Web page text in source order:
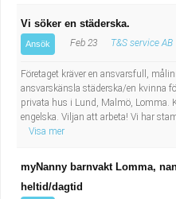
Pedagogiskt arbete
Sanering och
Socialt arbete
Säkerhetsarbete
sekreterare
Lastbilsförare m.fl.
Fastighetsskötare
Informatör/
Vi söker en städerska.
Ansök Feb 23 T&S service AB
Företaget kräver en ansvarsfull,
ansvarskänsla städerska/en kvinna
privata hus i Lund, Malmö, Lomma.
engelska. Viljan att arbeta! Vi har
Visa mer
myNanny barnvakt Lomma,
heltid/dagtid